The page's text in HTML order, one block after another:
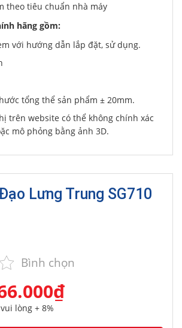
theo tiêu chuẩn nhà máy
hãng gồm:
với hướng dẫn lắp đặt, sử dụng.
tổng thể sản phẩm ± 20mm.
trên website có thể không chính xác
mô phỏng bằng ảnh 3D.
Lưng Trung SG710
Bình chọn
lòng + 8%